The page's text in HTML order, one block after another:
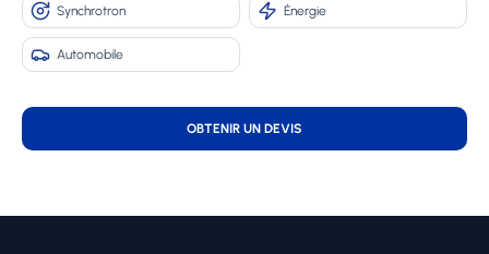
Synchrotron Énergie
Automobile
OBTENIR UN DEVIS